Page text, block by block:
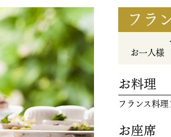
フラ
お一人様
お料理
フランス料理
お座席